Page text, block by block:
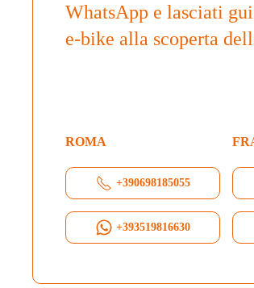
WhatsApp e lasciati
e-bike alla scoperta
ROMA
+390698185055
+393519816630